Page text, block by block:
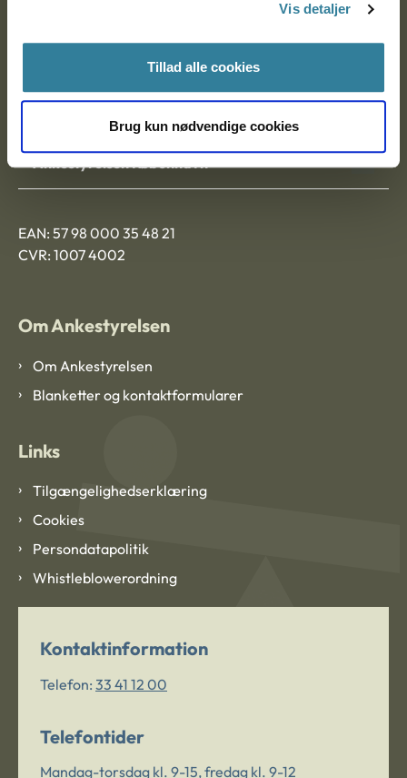
Vis detaljer
Tillad alle cookies
Brug kun nødvendige cookies
9000 Aalborg
Ankestyrelsen København
EAN: 57 98 000 35 48 21
CVR: 1007 4002
Om Ankestyrelsen
Om Ankestyrelsen
Blanketter og kontaktformularer
Links
Tilgængelighedserklæring
Cookies
Persondatapolitik
Whistleblowerordning
Kontaktinformation
Telefon: 33 41 12 00
Telefontider
Mandag-torsdag kl. 9-15, fredag kl. 9-12